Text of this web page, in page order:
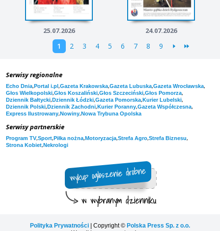
25.07.2026 24.07.2026
1 2 3 4 5 6 7 8 9
Serwisy regionalne
Echo Dnia,Portal i.pl,Gazeta Krakowska,Gazeta Lubuska,Gazeta Wrocławska,
Głos Wielkopolski,Głos Koszaliński,Głos Szczeciński,Głos Pomorza,
Dziennik Bałtycki,Dziennik Łódzki,Gazeta Pomorska,Kurier Lubelski,
Dziennik Polski,Dziennik Zachodni,Kurier Poranny,Gazeta Współczesna,
Express Ilustrowany,Nowiny,Nowa Trybuna Opolska
Serwisy partnerskie
Program TV,Sport,Piłka nożna,Motoryzacja,Strefa Agro,Strefa Biznesu,
Strona Kobiet,Nekrologi
Polityka Prywatności | Copyright © Polska Press Sp. z o.o.